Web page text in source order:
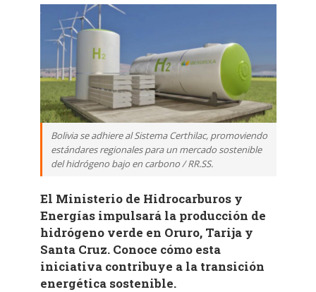
Bolivia se adhiere al Sistema Certhilac, promoviendo
estándares regionales para un mercado sostenible
del hidrógeno bajo en carbono / RR.SS.
El Ministerio de Hidrocarburos y
Energías impulsará la producción de
hidrógeno verde en Oruro, Tarija y
Santa Cruz. Conoce cómo esta
iniciativa contribuye a la transición
energética sostenible.